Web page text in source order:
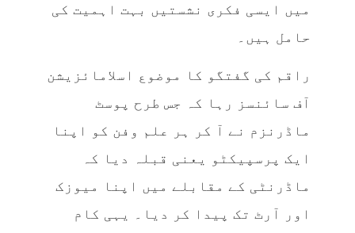
میں ایسی فکری نشستیں بہت اہمیت کی
حامل ہیں۔
راقم کی گفتگو کا موضوع اسلامائزیشن
آف سائنسز رہا کہ جس طرح پوسٹ
ماڈرنزم نے آ کر ہر علم وفن کو اپنا
ایک پرسپیکٹو یعنی قبلہ دیا کہ
ماڈرنٹی کے مقابلے میں اپنا میوزک
اور آرٹ تک پیدا کر دیا۔ یہی کام